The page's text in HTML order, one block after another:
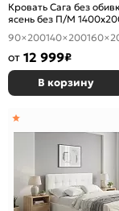
Кровать Сага без
ясень без П/М
ортопедическое
изголовье жесткое
90×200140×200
от 12 999₽
В корзину